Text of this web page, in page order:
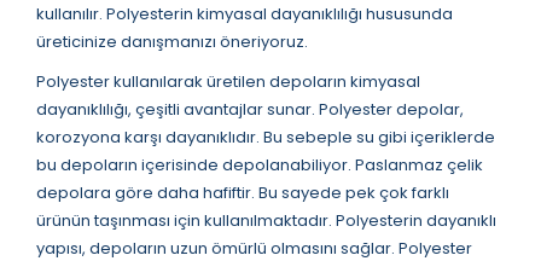
kullanılır. Polyesterin kimyasal dayanıklılığı hususunda
üreticinize danışmanızı öneriyoruz.
Polyester kullanılarak üretilen depoların kimyasal
dayanıklılığı, çeşitli avantajlar sunar. Polyester depolar,
korozyona karşı dayanıklıdır. Bu sebeple su gibi içeriklerde
bu depoların içerisinde depolanabiliyor. Paslanmaz çelik
depolara göre daha hafiftir. Bu sayede pek çok farklı
ürünün taşınması için kullanılmaktadır. Polyesterin dayanıklı
yapısı, depoların uzun ömürlü olmasını sağlar. Polyester